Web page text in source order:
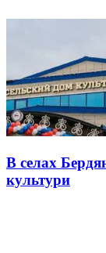
В селах
культури